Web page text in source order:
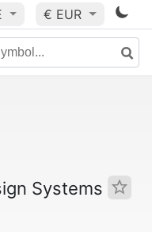
€ EUR
Systems